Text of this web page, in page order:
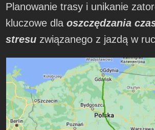
Planowanie trasy i unikanie
kluczowe dlaoszczędzania
stresu związanego z jazdą w